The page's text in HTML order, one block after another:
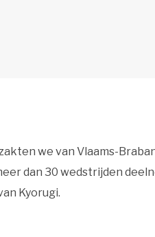
we van Vlaams-
dan 30 wedstrijden
Kyorugi.